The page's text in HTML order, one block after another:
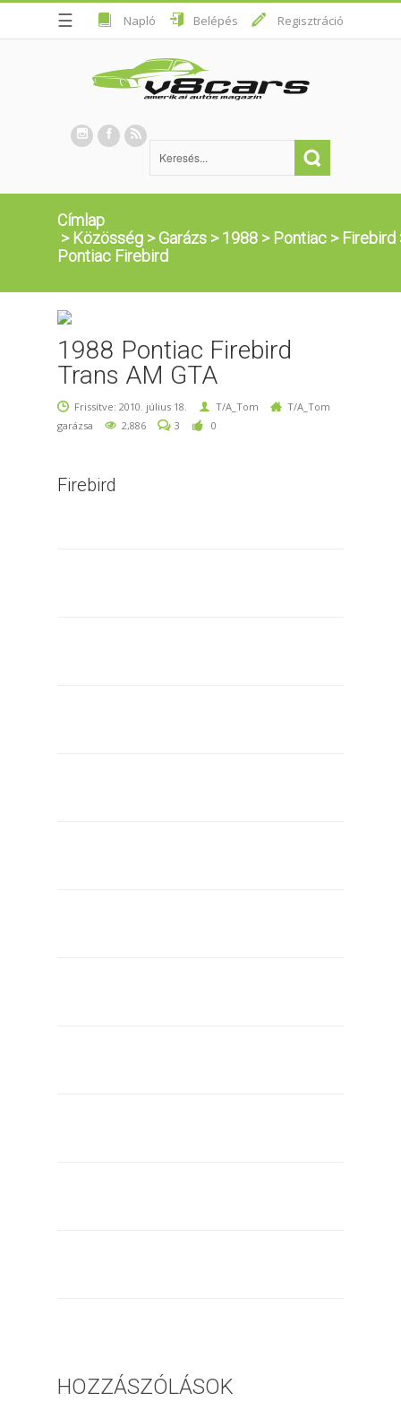
☰ Napló Belépés Regisztráció
Címlap
> Közösség >Garázs >1988 > Pontiac > Firebird
Pontiac Firebird
1988 Pontiac Firebird
Trans AM GTA
Frissítve: 2010. július 18. T/A_Tom
T/A_Tom
garázsa
2,886 3 0
Firebird
HOZZÁSZÓLÁSOK